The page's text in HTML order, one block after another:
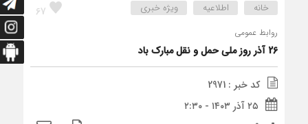
67 خانه اطلاعیه ویژه خبری
روابط عمومی
26 آذر روز ملی حمل و نقل مبارک باد
کد خبر : 2971
۲۵ آذر ۱۴۰۳ - ۲:۳۰